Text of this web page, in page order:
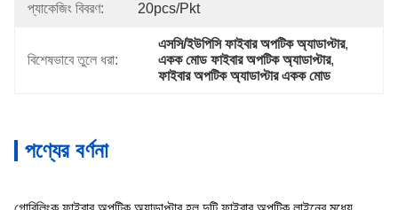
প্যাকেজিং বিবরণ: 20pcs/Pkt
বিশেষভাবে তুলে ধরা:
এসসি/ইউপিসি ফাইবার অপটিক অ্যাডাপ্টার,
একক মোড ফাইবার অপটিক অ্যাডাপ্টার,
ফাইবার অপটিক অ্যাডাপ্টার একক মোড
পণ্যের বর্ণনা